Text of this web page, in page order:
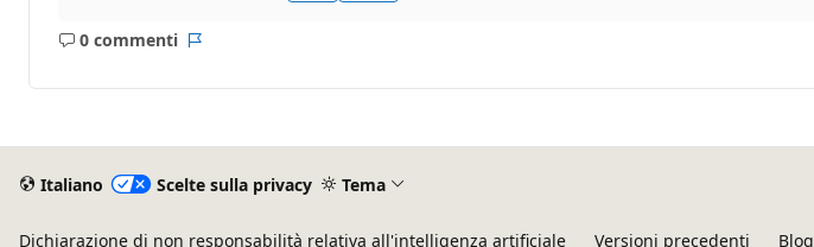
0 commenti
Nessun
Italiano Scelte sulla privacy Tema
Dichiarazione di non responsabilità relativa all'intelligenza artificiale Versioni precedenti Blog